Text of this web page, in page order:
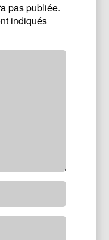
pas publiée.
indiqués